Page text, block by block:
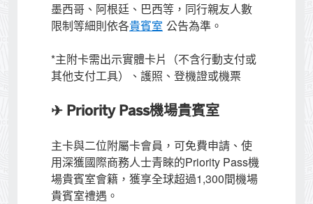
墨西哥、阿根廷、巴西等，同行親友人數
限制等細則依各貴賓室 公告為準。
*主附卡需出示實體卡片（不含行動支付或
其他支付工具）、護照、登機證或機票
✈ Priority Pass機場貴賓室
主卡與二位附屬卡會員，可免費申請、使
用深獲國際商務人士青睞的Priority Pass機
場貴賓室會籍，獲享全球超過1,300間機場
貴賓室禮遇。